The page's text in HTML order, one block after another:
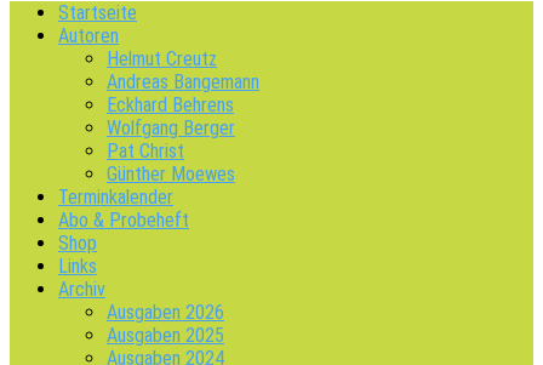
Startseite
Autoren
Helmut Creutz
Andreas Bangemann
Eckhard Behrens
Wolfgang Berger
Pat Christ
Günther Moewes
Terminkalender
Abo & Probeheft
Shop
Links
Archiv
Ausgaben 2026
Ausgaben 2025
Ausgaben 2024